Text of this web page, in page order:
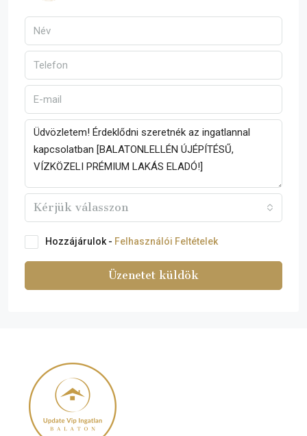
Kérjük válasszon
Hozzájárulok - Felhasználói Feltételek
Üzenetet küldök